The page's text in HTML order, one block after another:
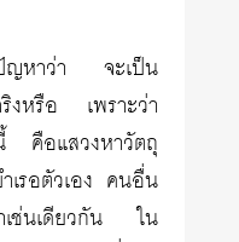
ญหาว่า จะเป็น
ริงหรือ เพราะว่า
คือแสวงหาวัตถุ
เรอตัวเอง คนอื่น
เช่นเดียวกัน ใน